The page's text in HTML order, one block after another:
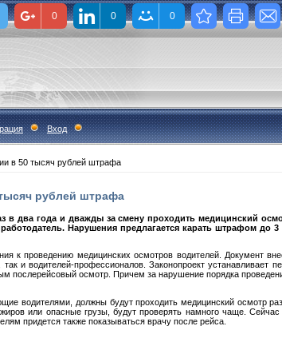
Вход
в 50 тысяч рублей штрафа
рублей штрафа
в два года и дважды за смену проходить медицинский
Нарушения предлагается карать штрафом до
к проведению медицинских осмотров водителей. Документ
и водителей-профессионалов. Законопроект устанавливает
послерейсовый осмотр. Причем за нарушение порядка
водителями, должны будут проходить медицинский осмотр
или опасные грузы, будут проверять намного чаще.
придется также показываться врачу после рейса.
0 0 0